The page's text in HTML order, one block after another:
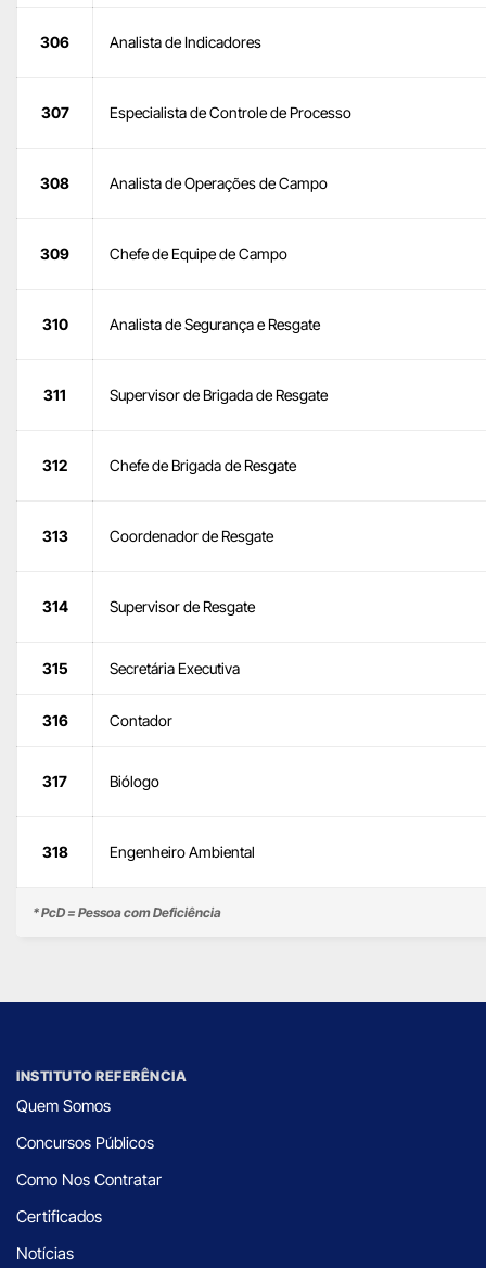
* PcD = Pessoa com Deficiência
306 Analista de Indicadores
307 Especialista de Controle de Processo
308 Analista de Operações de Campo
309 Chefe de Equipe de Campo
310 Analista de Segurança e Resgate
311 Supervisor de Brigada de Resgate
312 Chefe de Brigada de Resgate
313 Coordenador de Resgate
314 Supervisor de Resgate
315 Secretária Executiva
316 Contador
317 Biólogo
318 Engenheiro Ambiental
INSTITUTO REFERÊNCIA
Quem Somos
Concursos Públicos
Como Nos Contratar
Certificados
Notícias